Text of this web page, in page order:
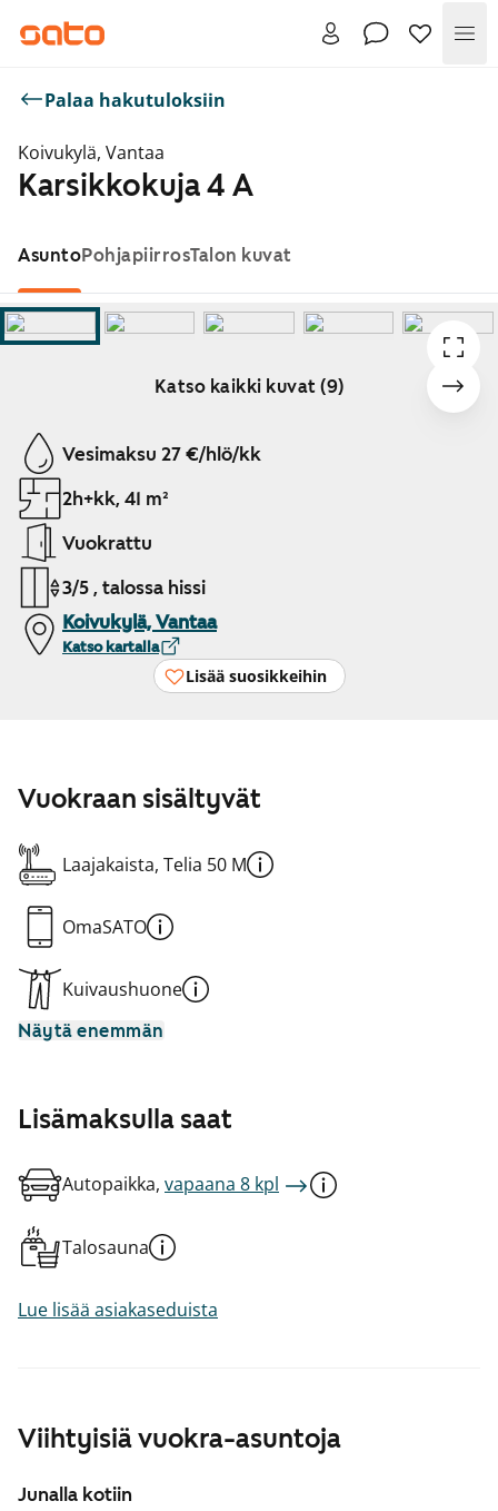
Palaa hakutuloksiin
Koivukylä, Vantaa
Karsikkokuja 4 A
AsuntoPohjapiirrosTalon kuvat
Katso kaikki kuvat (9)
Näytetään dia 1 / 9
Vesimaksu 27 €/hlö/kk
2h+kk, 41 m²
Vuokrattu
3/5 , talossa hissi
Koivukylä, Vantaa
Katso kartalla
Lisää suosikkeihin
Viihtyisiä vuokra-asuntoja
Junalla kotiin
Vuokraan sisältyvät
Laajakaista, Telia 50 M
OmaSATO
Kuivaushuone
Näytä enemmän
Lisämaksulla saat
Autopaikka, vapaana 8 kpl
Talosauna
Lue lisää asiakaseduista